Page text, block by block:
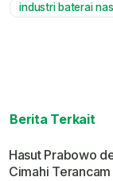
industri baterai
Berita Terkait
Hasut Prabowo
Cimahi